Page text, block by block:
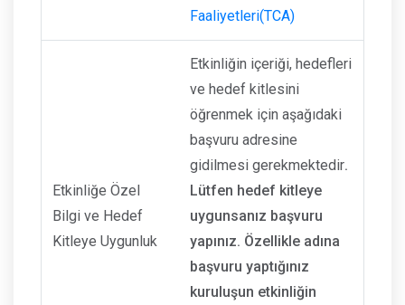
Faaliyetleri(TCA)
Etkinliğe Özel
Bilgi ve Hedef
Kitleye Uygunluk
Etkinliğin içeriği, hedefleri
ve hedef kitlesini
öğrenmek için aşağıdaki
başvuru adresine
gidilmesi gerekmektedir.
Lütfen hedef kitleye
uygunsanız başvuru
yapınız. Özellikle adına
başvuru yaptığınız
kuruluşun etkinliğin